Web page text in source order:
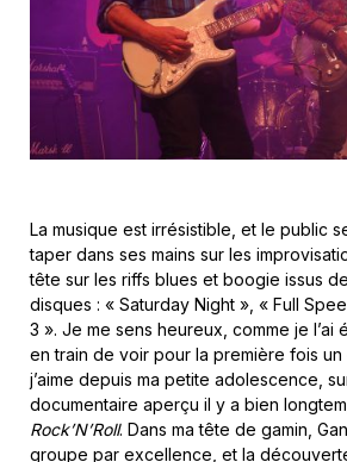
La musique est irrésistible, et le public
taper dans ses mains sur les
tête sur les riffs blues et boogie issus
disques : « Saturday Night », « Full
3 ». Je me sens heureux, comme je l’ai
en train de voir pour la première fois
j’aime depuis ma petite adolescence,
documentaire aperçu il y a bien
Rock’N’Roll. Dans ma tête de gamin,
groupe par excellence, et la